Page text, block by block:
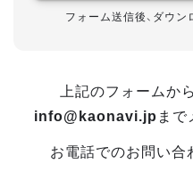
フォーム送信後、ダウン
上記のフォームか
info@kaonavi.jp まで
お電話でのお問い合